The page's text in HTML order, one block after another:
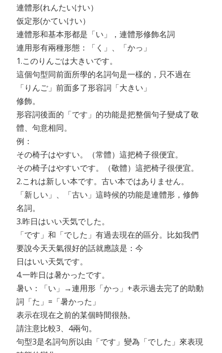
連體形(れんたいけい）
仮定形(かていけい）
連體形和基本形都是「い」，連體形修飾名詞
連用形有兩種形態：「く」、「かっ」
1.このりんごは大きいです。
這個句型同前面所學的名詞句是一樣的，只不過在
「りんご」前面多了形容詞「大きい」
修飾。
形容詞後面的「です」的功能是把整個句子變成了敬
體、句意相同。
例：
その椅子はやすい。（常體）這把椅子很便宜。
その椅子はやすいです。（敬體）這把椅子很便宜。
2.これは新しい本です。古い本ではありません。
「新しい」、「古い」這時候的功能是連體形，修飾
名詞。
3.昨日はいい天気でした。
「です」和「でした」有過去現在的區分。比如我們
要說今天天氣很好的話就應該是：今
日はいい天気です。
4.一昨日は暑かったです。
暑い：「い」→連用形「かっ」+表示過去完了的助動
詞「た」=「暑かった」
表示在現在之前的某個時間很熱。
請注意比較3、4兩句。
句型3是名詞句所以由「です」變為「でした」來表現